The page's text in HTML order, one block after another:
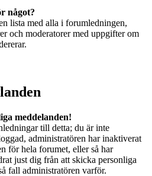
något?
lista med alla i forumledningen,
och moderatorer med uppgifter om
meddelanden!
till detta; du är inte
administratören har inaktiverat
för hela forumet, eller så har
just dig från att skicka personliga
fall administratören varför.